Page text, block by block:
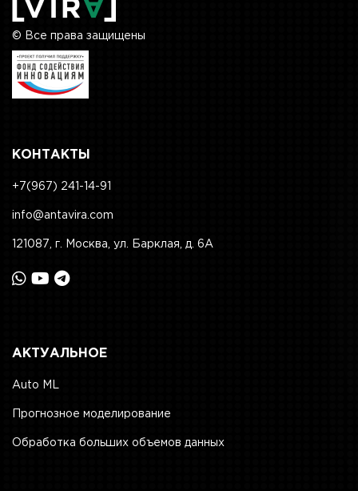
© Все права защищены
КОНТАКТЫ
+7(967) 241-14-91
info@antavira.com
121087, г. Москва, ул. Барклая, д. 6А
АКТУАЛЬНОЕ
Auto ML
Прогнозное моделирование
Обработка больших объемов данных